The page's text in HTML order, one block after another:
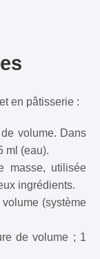
en pâtisserie :
de volume. Dans
ml (eau).
masse, utilisée
ingrédients.
(système
de volume ; 1